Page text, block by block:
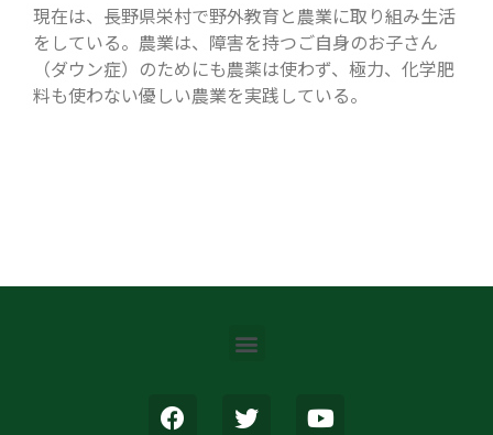
現在は、長野県栄村で野外教育と農業に取り組み生活
をしている。農業は、障害を持つご自身のお子さん
（ダウン症）のためにも農薬は使わず、極力、化学肥
料も使わない優しい農業を実践している。